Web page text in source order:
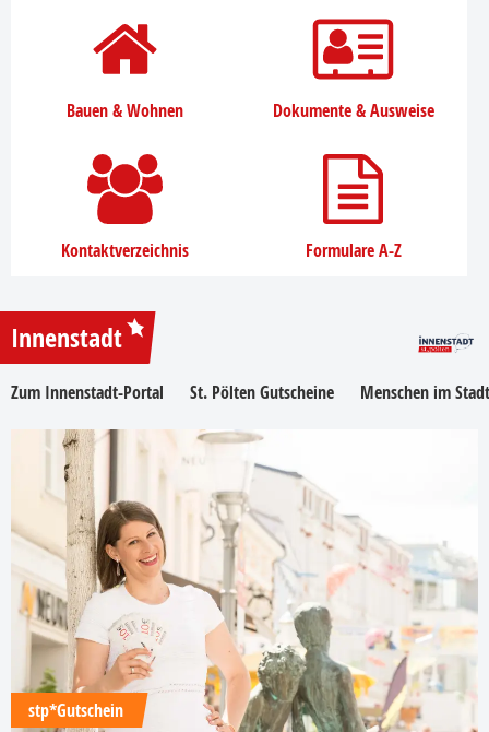
Bauen & Wohnen Dokumente & Ausweise
Kontaktverzeichnis Formulare A-Z
Innenstadt
Zum Innenstadt-Portal St. Pölten Gutscheine Menschen im
stp*Gutschein